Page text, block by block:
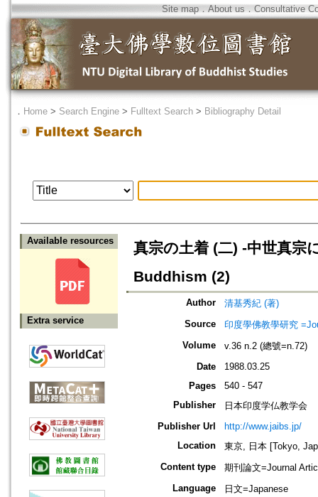
Site map．About us ． Consultative
． Home > Search Engine > Fulltext Search > Bibliography Detail
Available resources
Extra service
真宗の土着 (二) -中世真
Buddhism (2)
Author
清基秀紀 (著)
Source
印度學佛教學研究
Volume
v.36 n.2 (總號=n.72)
Date
1988.03.25
Pages
540 - 547
Publisher
日本印度学仏教学会
Publisher Url
http://www.jaibs.jp/
Location
東京, 日本 [Tokyo,
Content type
期刊論文=Journal
Language
日文=Japanese